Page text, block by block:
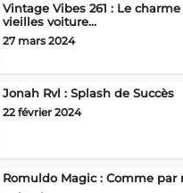
Vintage Vibes 261 : Le
vieilles voiture...
27 mars 2024
Jonah Rvl : Splash de Succès
22 février 2024
Romuldo Magic : Comme par